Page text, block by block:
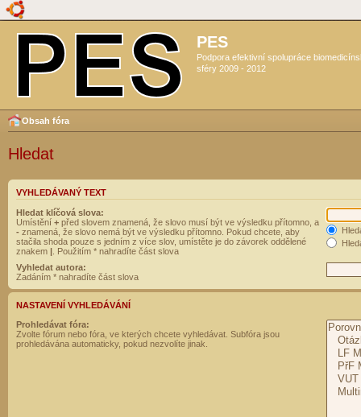
PES
Podpora efektivní spolupráce
sféry 2009 - 2012
Obsah fóra
Hledat
VYHLEDÁVANÝ TEXT
Hledat klíčová slova:
Umístění + před slovem znamená, že slovo musí být ve výsledku přítomno, a
- znamená, že slovo nemá být ve výsledku přítomno. Pokud chcete, aby
stačila shoda pouze s jedním z více slov, umístěte je do závorek oddělené
znakem | . Použitím * nahradíte část slova
Vyhledat autora:
Zadáním * nahradíte část slova
NASTAVENÍ VYHLEDÁVÁNÍ
Prohledávat fóra:
Zvolte fórum nebo fóra, ve kterých chcete vyhledávat. Subfóra jsou
prohledávána automaticky, pokud nezvolíte jinak.